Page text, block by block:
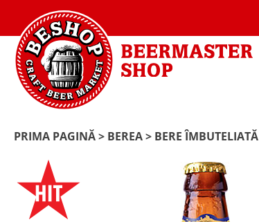
PRIMA PAGINĂ> BEREA> BERE ÎMBUTELIATĂ